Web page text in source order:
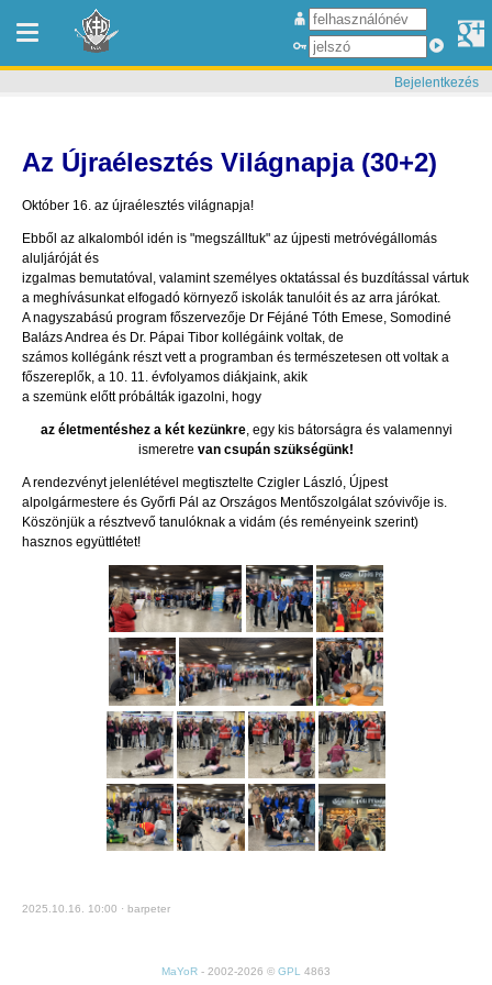
Bejelentkezés
Az Újraélesztés Világnapja (30+2)
Október 16. az újraélesztés világnapja!
Ebből az alkalomból idén is "megszálltuk" az újpesti metróvégállomás
aluljáróját és
izgalmas bemutatóval, valamint személyes oktatással és buzdítással vártuk
a meghívásunkat elfogadó környező iskolák tanulóit és az arra járókat.
A nagyszabású program főszervezője Dr Féjáné Tóth Emese, Somodiné
Balázs Andrea és Dr. Pápai Tibor kollégáink voltak, de
számos kollégánk részt vett a programban és természetesen ott voltak a
főszereplők, a 10. 11. évfolyamos diákjaink, akik
a szemünk előtt próbálták igazolni, hogy
az életmentéshez a két kezünkre, egy kis bátorságra és valamennyi
ismeretre van csupán szükségünk!
A rendezvényt jelenlétével megtisztelte Czigler László, Újpest
alpolgármestere és Győrfi Pál az Országos Mentőszolgálat szóvivője is.
Köszönjük a résztvevő tanulóknak a vidám (és reményeink szerint)
hasznos együttlétet!
2025.10.16. 10:00 · barpeter
MaYoR - 2002-2026 © GPL 4863